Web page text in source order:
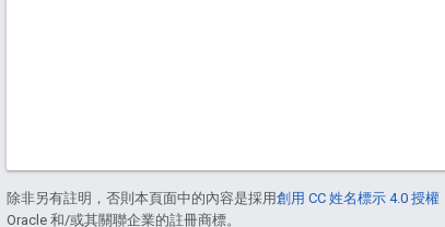
除非另有註明，否則本頁面中的內容是採用創用 CC 姓名標示 4.0 授權
Oracle 和/或其關聯企業的註冊商標。